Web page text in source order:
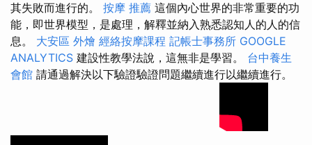
其失敗而進行的。 按摩 推薦 這個內心世界的非常重要的功
能，即世界模型，是處理，解釋並納入熟悉認知人的人的信
息。 大安區 外燴 經絡按摩課程 記帳士事務所 GOOGLE
ANALYTICS 建設性教學法說，這無非是學習。 台中養生
會館 請通過解決以下驗證驗證問題繼續進行以繼續進行。